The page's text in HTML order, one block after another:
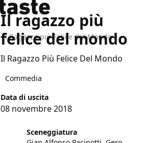
Il Ragazzo più Felice del Mondo
Il ragazzo più
felice del mondo
Il Ragazzo Più Felice Del Mondo
Commedia
Data di uscita
08 novembre 2018
Sceneggiatura